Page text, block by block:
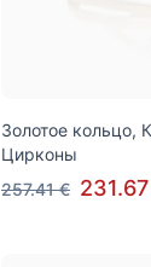
Золотое кольцо,
Цирконы
257.41 €